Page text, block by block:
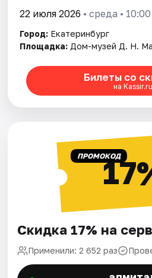
22 июля 2026 • среда • 10:00
Город: Екатеринбург
Площадка: Дом-музей Д. Н.
Билеты со
на Kassir.ru
ПРОМОКОД
Скидка 17% на
Применили: 2 652 раз